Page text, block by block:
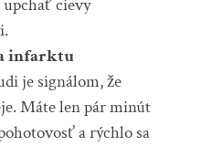
cievy
infarktu
je signálom, že
Máte len pár minút
a rýchlo sa